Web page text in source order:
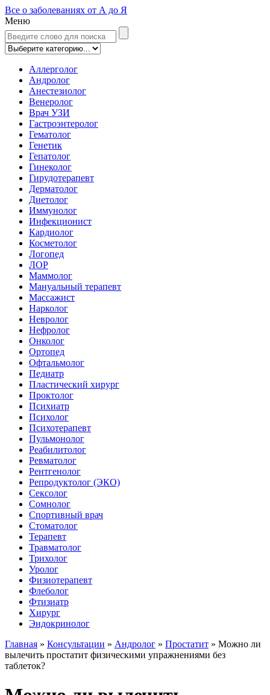
Все о заболеваниях от А до Я
Меню
Аллерголог
Андролог
Анестезиолог
Венеролог
Врач УЗИ
Гастроэнтеролог
Гематолог
Генетик
Гепатолог
Гинеколог
Гирудотерапевт
Дерматолог
Диетолог
Иммунолог
Инфекционист
Кардиолог
Косметолог
Логопед
ЛОР
Маммолог
Мануальный терапевт
Массажист
Нарколог
Невролог
Нефролог
Онколог
Ортопед
Офтальмолог
Педиатр
Пластический хирург
Проктолог
Психиатр
Психолог
Психотерапевт
Пульмонолог
Реабилитолог
Ревматолог
Рентгенолог
Репродуктолог (ЭКО)
Сексолог
Сомнолог
Спортивный врач
Стоматолог
Терапевт
Травматолог
Трихолог
Уролог
Физиотерапевт
Флеболог
Фтизиатр
Хирург
Эндокринолог
Главная » Консультации » Андролог » Простатит » Можно ли
вылечить простатит физическими упражнениями без
таблеток?